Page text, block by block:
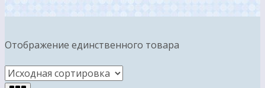
Отображение единственного товара